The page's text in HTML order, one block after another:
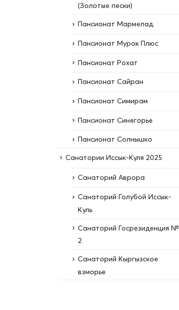
(Золотые пески)
Пансионат Мармелад
Пансионат Мурок Плюс
Пансионат Рохат
Пансионат Сайран
Пансионат Симирам
Пансионат Синегорье
Пансионат Солнышко
Санатории Иссык-Куля 2025
Санаторий Аврора
Санаторий Голубой Иссык-
Куль
Санаторий Госрезиденция №
2
Санаторий Кыргызское
взморье